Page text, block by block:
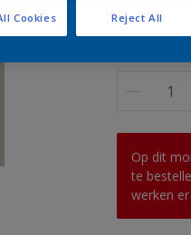
Op dit
te
werken
Reject All
Cookies